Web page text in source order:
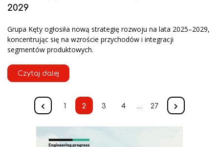
2029
Grupa Kęty ogłosiła nową strategię rozwoju na lata 2025–2029,
koncentrując się na wzroście przychodów i integracji
segmentów produktowych.
Czytaj dalej
1 2 3 4 … 27